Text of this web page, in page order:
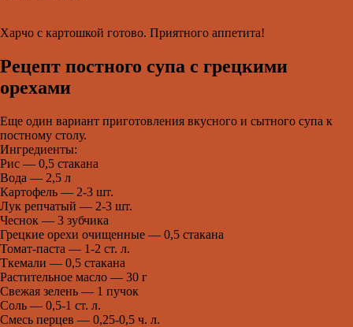
Харчо с картошкой готово. Приятного аппетита!
Рецепт постного супа с грецкими
орехами
Еще один вариант приготовления вкусного и сытного супа к
постному столу.
Ингредиенты:
Рис — 0,5 стакана
Вода — 2,5 л
Картофель — 2-3 шт.
Лук репчатый — 2-3 шт.
Чеснок — 3 зубчика
Грецкие орехи очищенные — 0,5 стакана
Томат-паста — 1-2 ст. л.
Ткемали — 0,5 стакана
Растительное масло — 30 г
Свежая зелень — 1 пучок
Соль — 0,5-1 ст. л.
Смесь перцев — 0,25-0,5 ч. л.